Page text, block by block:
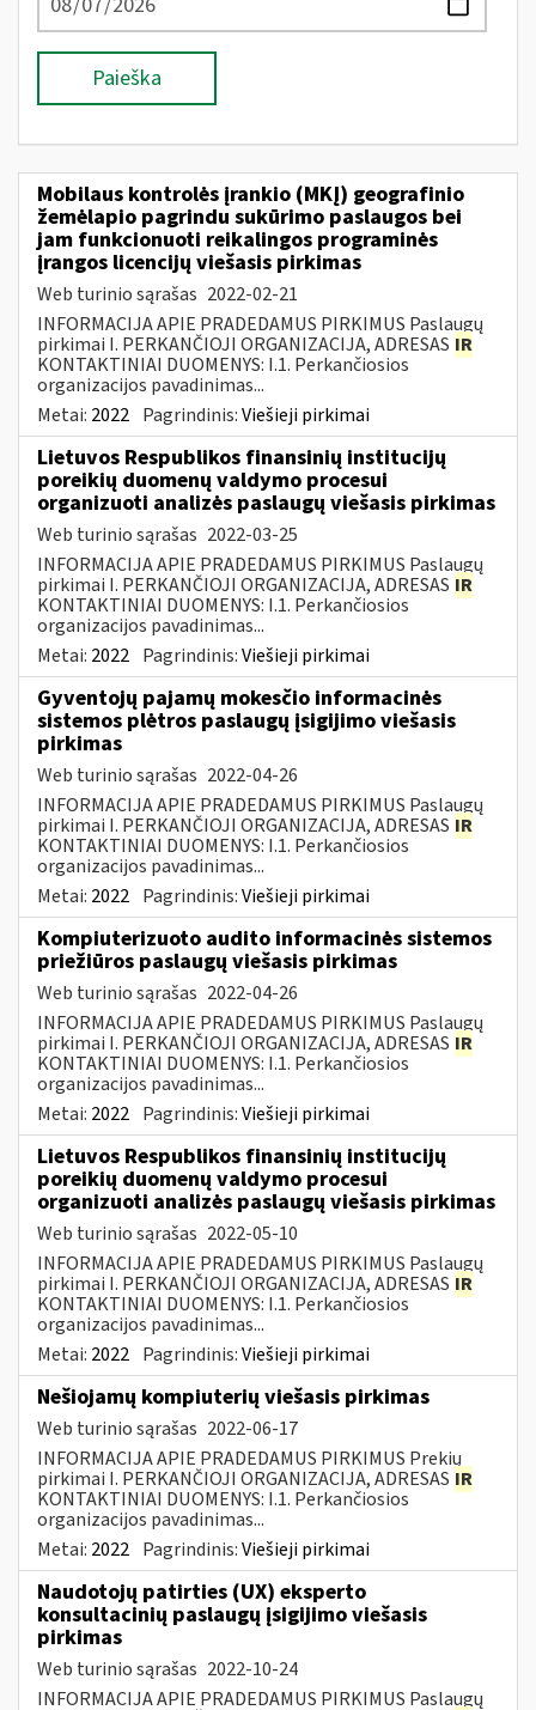
Paieška
Mobilaus kontrolės įrankio (MKĮ) geografinio
žemėlapio pagrindu sukūrimo paslaugos bei
jam funkcionuoti reikalingos programinės
įrangos licencijų viešasis pirkimas
Web turinio sąrašas 2022-02-21
INFORMACIJA APIE PRADEDAMUS PIRKIMUS Paslaugų
pirkimai I. PERKANČIOJI ORGANIZACIJA, ADRESAS IR
KONTAKTINIAI DUOMENYS: I.1. Perkančiosios
organizacijos pavadinimas...
Metai: 2022 Pagrindinis:Viešieji pirkimai
Lietuvos Respublikos finansinių institucijų
poreikių duomenų valdymo procesui
organizuoti analizės paslaugų viešasis pirkimas
Web turinio sąrašas 2022-03-25
INFORMACIJA APIE PRADEDAMUS PIRKIMUS Paslaugų
pirkimai I. PERKANČIOJI ORGANIZACIJA, ADRESAS IR
KONTAKTINIAI DUOMENYS: I.1. Perkančiosios
organizacijos pavadinimas...
Metai: 2022 Pagrindinis:Viešieji pirkimai
Gyventojų pajamų mokesčio informacinės
sistemos plėtros paslaugų įsigijimo viešasis
pirkimas
Web turinio sąrašas 2022-04-26
INFORMACIJA APIE PRADEDAMUS PIRKIMUS Paslaugų
pirkimai I. PERKANČIOJI ORGANIZACIJA, ADRESAS IR
KONTAKTINIAI DUOMENYS: I.1. Perkančiosios
organizacijos pavadinimas...
Metai: 2022 Pagrindinis:Viešieji pirkimai
Kompiuterizuoto audito informacinės sistemos
priežiūros paslaugų viešasis pirkimas
Web turinio sąrašas 2022-04-26
INFORMACIJA APIE PRADEDAMUS PIRKIMUS Paslaugų
pirkimai I. PERKANČIOJI ORGANIZACIJA, ADRESAS IR
KONTAKTINIAI DUOMENYS: I.1. Perkančiosios
organizacijos pavadinimas...
Metai: 2022 Pagrindinis:Viešieji pirkimai
Lietuvos Respublikos finansinių institucijų
poreikių duomenų valdymo procesui
organizuoti analizės paslaugų viešasis pirkimas
Web turinio sąrašas 2022-05-10
INFORMACIJA APIE PRADEDAMUS PIRKIMUS Paslaugų
pirkimai I. PERKANČIOJI ORGANIZACIJA, ADRESAS IR
KONTAKTINIAI DUOMENYS: I.1. Perkančiosios
organizacijos pavadinimas...
Metai: 2022 Pagrindinis:Viešieji pirkimai
Nešiojamų kompiuterių viešasis pirkimas
Web turinio sąrašas 2022-06-17
INFORMACIJA APIE PRADEDAMUS PIRKIMUS Prekių
pirkimai I. PERKANČIOJI ORGANIZACIJA, ADRESAS IR
KONTAKTINIAI DUOMENYS: I.1. Perkančiosios
organizacijos pavadinimas...
Metai: 2022 Pagrindinis:Viešieji pirkimai
Naudotojų patirties (UX) eksperto
konsultacinių paslaugų įsigijimo viešasis
pirkimas
Web turinio sąrašas 2022-10-24
INFORMACIJA APIE PRADEDAMUS PIRKIMUS Paslaugų